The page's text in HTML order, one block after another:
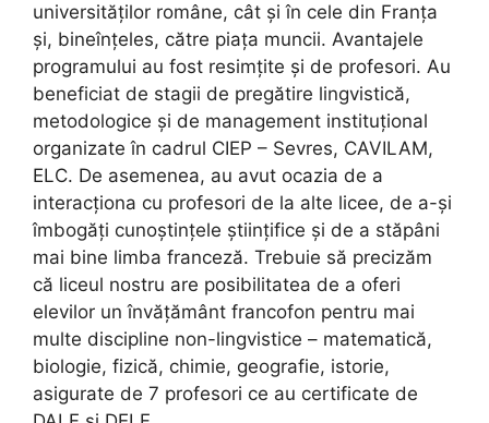
universităților române, cât și în cele din Franța
și, bineînțeles, către piața muncii. Avantajele
programului au fost resimțite și de profesori. Au
beneficiat de stagii de pregătire lingvistică,
metodologice și de management instituțional
organizate în cadrul CIEP – Sevres, CAVILAM,
ELC. De asemenea, au avut ocazia de a
interacționa cu profesori de la alte licee, de a-și
îmbogăți cunoștințele științifice și de a stăpâni
mai bine limba franceză. Trebuie să precizăm
că liceul nostru are posibilitatea de a oferi
elevilor un învățământ francofon pentru mai
multe discipline non-lingvistice – matematică,
biologie, fizică, chimie, geografie, istorie,
asigurate de 7 profesori ce au certificate de